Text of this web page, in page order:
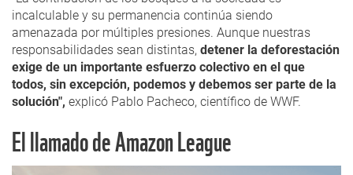
incalculable y su permanencia continúa siendo
amenazada por múltiples presiones. Aunque nuestras
responsabilidades sean distintas, detener la deforestación
exige de un importante esfuerzo colectivo en el que
todos, sin excepción, podemos y debemos ser parte de la
solución", explicó Pablo Pacheco, científico de WWF.
El llamado de Amazon League